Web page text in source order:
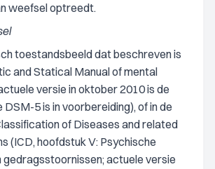
weefsel optreedt.
toestandsbeeld dat beschreven is
and Statical Manual of mental
versie in oktober 2010 is de
DSM-5 is in voorbereiding), of in de
of Diseases and related
(ICD, hoofdstuk V: Psychische
gedragsstoornissen; actuele versie